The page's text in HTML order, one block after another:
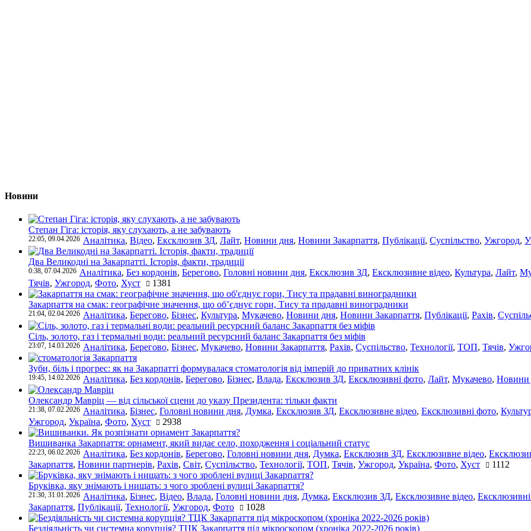
Новини
Степан Гіга: історія, яку слухають, а не забувають
22:05, 09.04.2026 Аналітика, Відео, Ексклюзив ЗД, Лайт, Новини дня, Новини Закарпаття, Публікації, Суспільство, Ужгород,
Два Великодні на Закарпатті. Історія, факти, традиції
0:38, 07.04.2026 Аналітика, Без кордонів, Берегово, Головні новини дня, Ексклюзив ЗД, Ексклюзивне відео, Культура, Лайт,
Тячів, Ужгород, Фото, Хуст 1381
Закарпаття на смак: географічне значення, що об’єднує гори, Тису та прадавні виноградники
21:04, 02.04.2026 Аналітика, Берегово, Бізнес, Культура, Мукачево, Новини дня, Новини Закарпаття, Публікації, Рахів,
Сіль, золото, газ і термальні води: реальний ресурсний баланс Закарпаття без міфів
23:07, 14.03.2026 Аналітика, Берегово, Бізнес, Мукачево, Новини Закарпаття, Рахів, Суспільство, Технології, ТОП, Тячів,
Зуби, біль і прогрес: як на Закарпатті формувалася стоматологія від імперій до приватних клінік
19:45, 14.02.2026 Аналітика, Без кордонів, Берегово, Бізнес, Влада, Ексклюзив ЗД, Ексклюзивні фото, Лайт, Мукачево, Новини
Олександр Мавріц — від сільської сцени до указу Президента: тільки факти
21:38, 07.02.2026 Аналітика, Бізнес, Головні новини дня, Думка, Ексклюзив ЗД, Ексклюзивне відео, Ексклюзивні фото,
Ужгород, Україна, Фото, Хуст 2938
Вишиванка Закарпаття: орнамент, який видає село, походження і соціальний статус
22:23, 06.02.2026 Аналітика, Без кордонів, Берегово, Головні новини дня, Думка, Ексклюзив ЗД, Ексклюзивне відео,
Закарпаття, Новини партнерів, Рахів, Світ, Суспільство, Технології, ТОП, Тячів, Ужгород, Україна, Фото, Хуст 1112
Бруківка, яку знімають і нищать: з чого зроблені вулиці Закарпаття?
21:30, 31.01.2026 Аналітика, Бізнес, Відео, Влада, Головні новини дня, Думка, Ексклюзив ЗД, Ексклюзивне відео,
Закарпаття, Публікації, Технології, Ужгород, Фото 1028
Бездіяльність чи системна корупція? ТЦК Закарпаття під мікроскопом (хроніка 2022-2026 років)